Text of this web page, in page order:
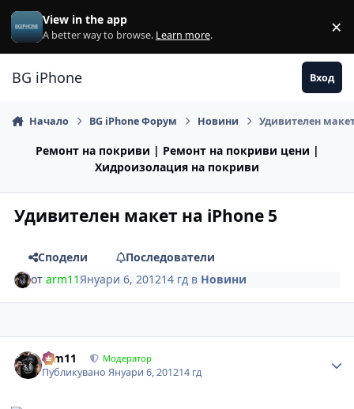
Премини към съдържанието
View in the app
A better way to browse. Learn more. ×
BG iPhone Вход
Начало BG iPhone Форум Новини Удивителен
Ремонт на покриви | Ремонт на покриви цени |
Хидроизолация на покриви
Удивителен макет на iPhone 5
Сподели
Последователи
отarm11Януари 6, 201214 гд в Новини
arm11 Модератор
ПубликуваноЯнуари 6, 201214 гд